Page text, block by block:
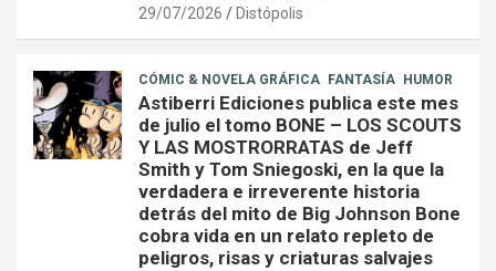
29/07/2026 Distópolis
CÓMIC & NOVELA GRÁFICA FANTASÍA HUMOR
Astiberri Ediciones publica este mes
de julio el tomo BONE – LOS SCOUTS
Y LAS MOSTRORRATAS de Jeff
Smith y Tom Sniegoski, en la que la
verdadera e irreverente historia
detrás del mito de Big Johnson Bone
cobra vida en un relato repleto de
peligros, risas y criaturas salvajes